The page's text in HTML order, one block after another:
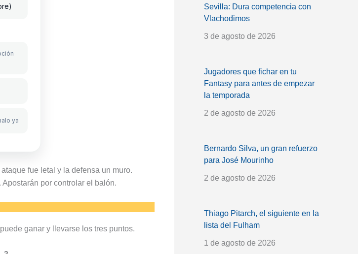
ya
fue letal y la defensa un muro.
por controlar el balón.
ganar y llevarse los tres puntos.
Sevilla: Dura competencia con
Vlachodimos
3 de agosto de 2026
Jugadores que fichar en tu
Fantasy para antes de empezar
la temporada
2 de agosto de 2026
Bernardo Silva, un gran refuerzo
para José Mourinho
2 de agosto de 2026
Thiago Pitarch, el siguiente en la
lista del Fulham
1 de agosto de 2026